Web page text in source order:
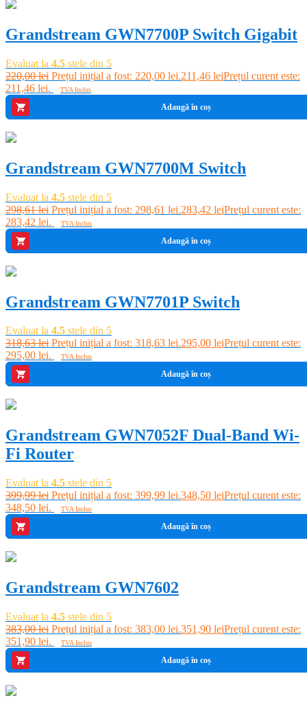
Grandstream GWN7700P Switch Gigabit
Evaluat la 4.5 stele din 5
220,00lei Prețul inițial a fost: 220,00 lei.211,46 leiPrețul curent este:
211,46 lei.
TVA Inclus
Adaugă în coș
Grandstream GWN7700M Switch
Evaluat la 4.5 stele din 5
298,61lei Prețul inițial a fost: 298,61 lei.283,42 leiPrețul curent este:
283,42 lei.
TVA Inclus
Adaugă în coș
Grandstream GWN7701P Switch
Evaluat la 4.5 stele din 5
318,63lei Prețul inițial a fost: 318,63 lei.295,00 leiPrețul curent este:
295,00 lei.
TVA Inclus
Adaugă în coș
Grandstream GWN7052F Dual-Band Wi-
Fi Router
Evaluat la 4.5 stele din 5
399,99lei Prețul inițial a fost: 399,99 lei.348,50 leiPrețul curent este:
348,50 lei.
TVA Inclus
Adaugă în coș
Grandstream GWN7602
Evaluat la 4.5 stele din 5
383,00lei Prețul inițial a fost: 383,00 lei.351,90 leiPrețul curent este:
351,90 lei.
TVA Inclus
Adaugă în coș